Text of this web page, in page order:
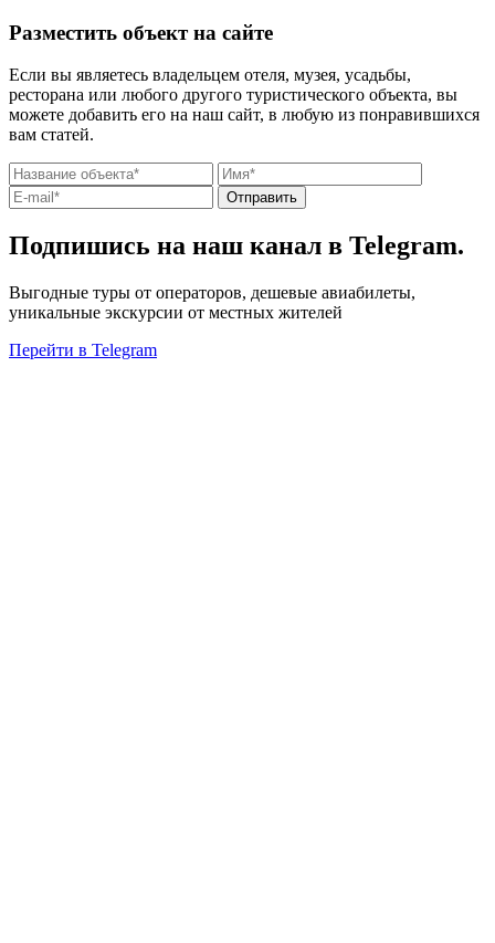
Разместить объект на сайте
Если вы являетесь владельцем отеля, музея, усадьбы,
ресторана или любого другого туристического объекта, вы
можете добавить его на наш сайт, в любую из понравившихся
вам статей.
Отправить
Подпишись на наш канал в Telegram.
Выгодные туры от операторов, дешевые авиабилеты,
уникальные экскурсии от местных жителей
Перейти в Telegram